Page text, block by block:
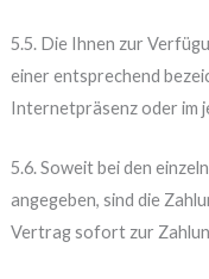
5.5. Die Ihnen zur
einer entsprechend
Internetpräsenz oder im
5.6. Soweit bei den
angegeben, sind die
Vertrag sofort zur